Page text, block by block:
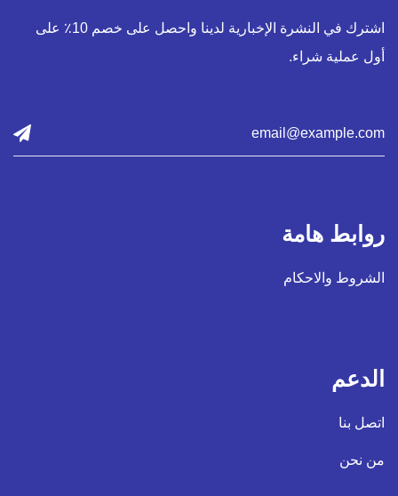
اشترك في النشرة الإخبارية لدينا واحصل على خصم 10٪ على
أول عملية شراء.
روابط هامة
الشروط والاحكام
الدعم
اتصل بنا
من نحن